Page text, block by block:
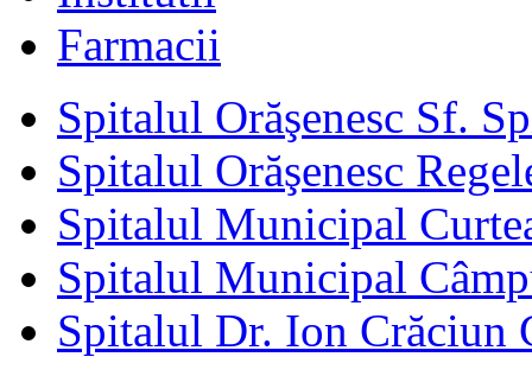
Farmacii
Spitalul Orăşenesc Sf.
Spitalul Orăşenesc
Spitalul Municipal
Spitalul Municipal
Spitalul Dr. Ion Crăciun